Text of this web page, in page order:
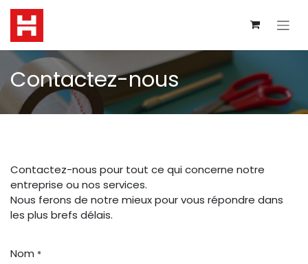
Se rendre au contenu
Contactez-nous
Contactez-nous pour tout ce qui concerne notre
entreprise ou nos services.
Nous ferons de notre mieux pour vous répondre dans
les plus brefs délais.
Nom *